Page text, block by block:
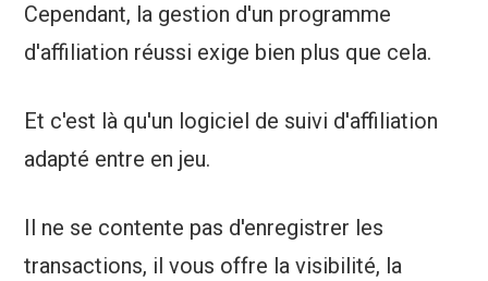
Cependant, la gestion d'un programme
d'affiliation réussi exige bien plus que cela.
Et c'est là qu'un logiciel de suivi d'affiliation
adapté entre en jeu.
Il ne se contente pas d'enregistrer les
transactions, il vous offre la visibilité, la